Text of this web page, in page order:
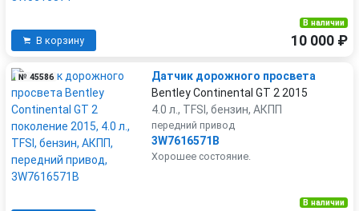
В корзину
В наличии
10 000 ₽
№ 45586
Датчик дорожного просвета
Bentley Continental GT 2 2015
4.0 л., TFSI, бензин, АКПП
передний привод
3W7616571B
Хорошее состояние.
В наличии